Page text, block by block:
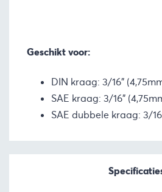
Geschikt voor:
DIN kraag: 3/16”
SAE kraag: 3/16”
SAE dubbele kraag: 3/